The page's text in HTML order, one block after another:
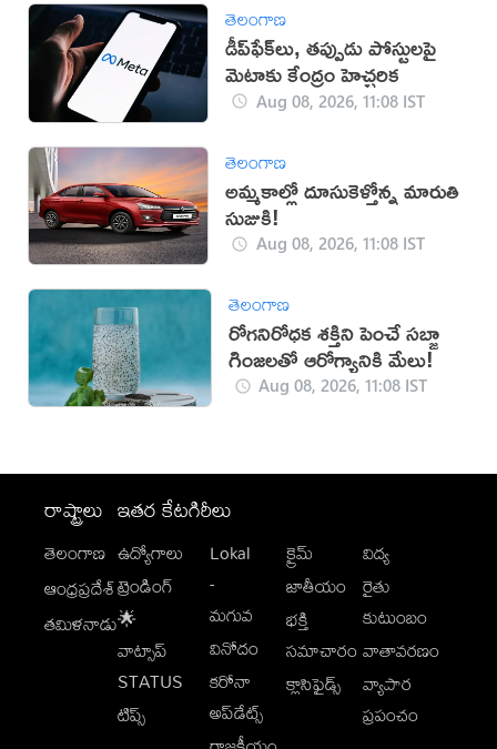
తెలంగాణ
డీప్‌ఫేక్‌లు, తప్పుడు పోస్టులపై
మెటాకు కేంద్రం హెచ్చరిక
Aug 08, 2026, 11:08 IST
తెలంగాణ
అమ్మకాల్లో దూసుకెళ్తోన్న మారుతి
సుజుకి!
Aug 08, 2026, 11:08 IST
తెలంగాణ
రోగనిరోధక శక్తిని పెంచే సబ్జా
గింజలతో ఆరోగ్యానికి మేలు!
Aug 08, 2026, 11:08 IST
రాష్ట్రాలు
తెలంగాణ
ఆంధ్రప్రదేశ్
తమిళనాడు
ఇతర కేటగిరీలు
ఉద్యోగాలు
ట్రెండింగ్
🌟
వాట్సాప్
STATUS
టిప్స్
Lokal
-
మగువ
వినోదం
కరోనా
అప్‌డేట్స్
క్రైమ్
జాతీయం
భక్తి
సమాచారం
క్లాసిఫైడ్స్
విద్య
రైతు
కుటుంబం
వాతావరణం
వ్యాపార
ప్రపంచం